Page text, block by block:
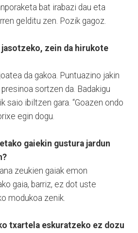
bat irabazi dau eta
gelditu zen. Pozik gagoz.
jasotzeko, zein da hirukote
da gakoa. Puntuazino jakin
sortzen da. Badakigu
saio ibiltzen gara. “Goazen ondo
egin dogu.
gaiekin gustura jardun
zeukien gaiak emon
gaia, barriz, ez dot uste
modukoa zenik.
txartela eskuratzeko ez dozu